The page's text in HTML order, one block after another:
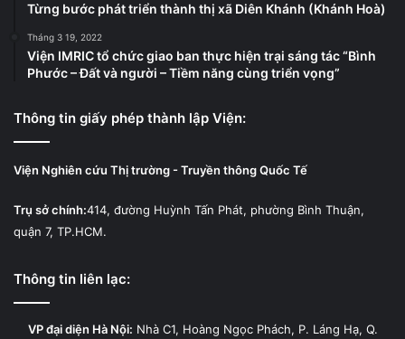
Từng bước phát triển thành thị xã Diên Khánh (Khánh Hoà)
Tháng 3 19, 2022
Viện IMRIC tổ chức giao ban thực hiện trại sáng tác “Bình
Phước – Đất và người – Tiềm năng cùng triển vọng”
Thông tin giấy phép thành lập Viện:
Viện Nghiên cứu Thị trường - Truyền thông Quốc Tế
Trụ sở chính:414, đường Huỳnh Tấn Phát, phường Bình Thuận,
quận 7, TP.HCM.
Thông tin liên lạc:
VP đại diện Hà Nội: Nhà C1, Hoàng Ngọc Phách, P. Láng Hạ, Q.